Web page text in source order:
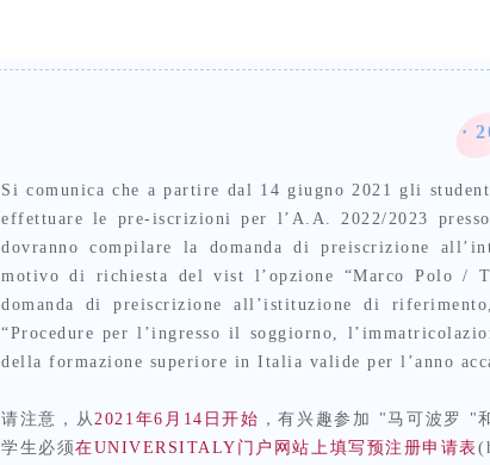
·
Si comunica che a partire dal 14 giugno 2021 gli
effettuare le pre-iscrizioni per l’A.A. 2022/2023
dovranno compilare la domanda di preiscrizione
motivo di richiesta del vist l’opzione “Marco Polo /
domanda di preiscrizione all’istituzione di
“Procedure perl’ingresso il soggiorno,
della formazione superiore in Italia valide per l’anno
请注意，从 2021年6月14日开始 ，有兴趣参加 "马可波罗 "
学生必须在UNIVERSITALY门户网站上填写预注册申请表